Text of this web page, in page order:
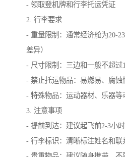
- 领取登机牌和行李托运凭证
2. 行李要求
- 重量限制：通常经济舱为20-
差异）
- 尺寸限制：三边和一般不超过
- 禁止托运物品：易燃易、腐蚀
- 特殊物品：运动器材、乐器等
3. 注意事项
- 提前到达：建议起飞前2-3小
- 行李标识：清晰标注姓名和联